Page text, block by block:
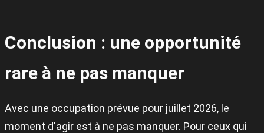
Conclusion : une opportunité
rare à ne pas manquer
Avec une occupation prévue pour juillet 2026, le
moment d'agir est à ne pas manquer. Pour ceux qui